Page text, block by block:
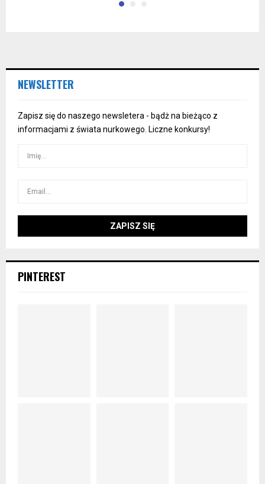
NEWSLETTER
Zapisz się do naszego newsletera - bądż na bieżąco z
informacjami z świata nurkowego. Liczne konkursy!
PINTEREST